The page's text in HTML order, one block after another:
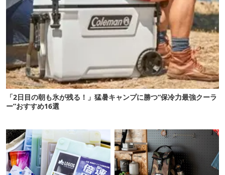
「2日目の朝も氷が残る！」猛暑キャンプに勝つ“保冷力最強クーラ
ー”おすすめ16選